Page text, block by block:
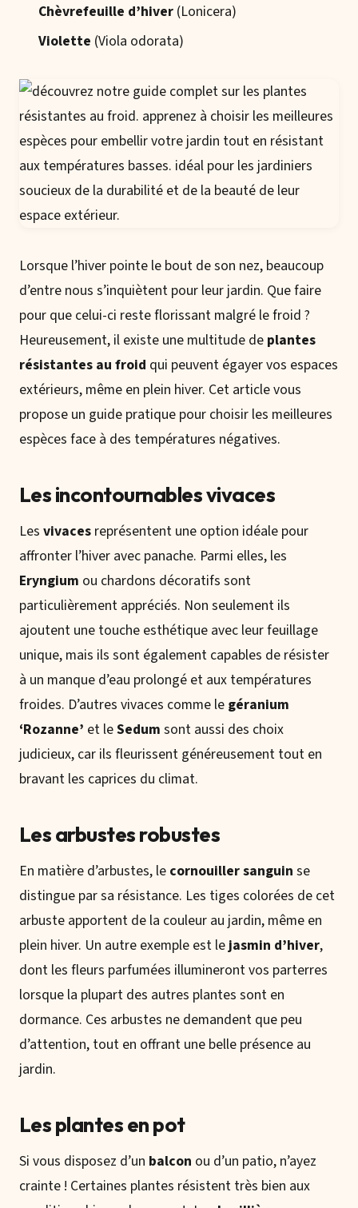
Chèvrefeuille d’hiver (Lonicera)
Violette (Viola odorata)
Lorsque l’hiver pointe le bout de son nez, beaucoup
d’entre nous s’inquiètent pour leur jardin. Que faire
pour que celui-ci reste florissant malgré le froid ?
Heureusement, il existe une multitude de plantes
résistantes au froid qui peuvent égayer vos espaces
extérieurs, même en plein hiver. Cet article vous
propose un guide pratique pour choisir les meilleures
espèces face à des températures négatives.
Les incontournables vivaces
Les vivaces représentent une option idéale pour
affronter l’hiver avec panache. Parmi elles, les
Eryngium ou chardons décoratifs sont
particulièrement appréciés. Non seulement ils
ajoutent une touche esthétique avec leur feuillage
unique, mais ils sont également capables de résister
à un manque d’eau prolongé et aux températures
froides. D’autres vivaces comme le géranium
‘Rozanne’ et leSedum sont aussi des choix
judicieux, car ils fleurissent généreusement tout en
bravant les caprices du climat.
Les arbustes robustes
En matière d’arbustes, le cornouiller sanguin se
distingue par sa résistance. Les tiges colorées de cet
arbuste apportent de la couleur au jardin, même en
plein hiver. Un autre exemple est lejasmin d’hiver,
dont les fleurs parfumées illumineront vos parterres
lorsque la plupart des autres plantes sont en
dormance. Ces arbustes ne demandent que peu
d’attention, tout en offrant une belle présence au
jardin.
Les plantes en pot
Si vous disposez d’un balcon ou d’un patio, n’ayez
crainte ! Certaines plantes résistent très bien aux